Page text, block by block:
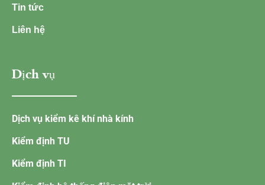
Tin tức
Liên hệ
Dịch vụ
Dịch vụ kiểm kê khí nhà kính
Kiểm định TU
Kiểm định TI